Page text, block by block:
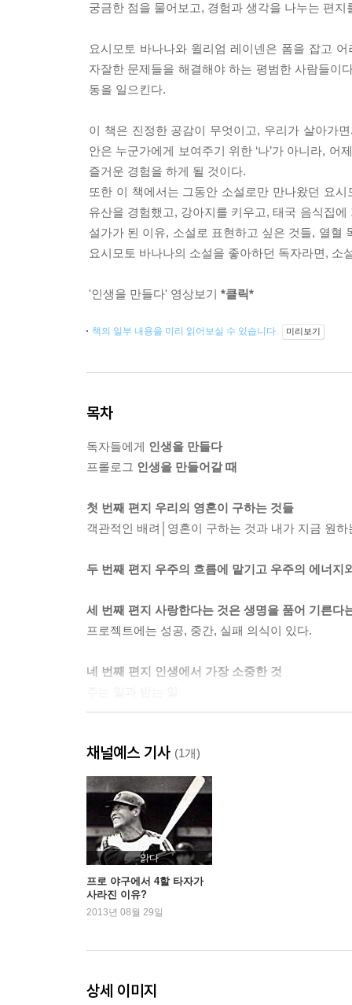
궁금한 점을 물어보고, 경험과 생각을 나누는 편
요시모토 바나나와 윌리엄 레이넨은 폼을 잡고
자잘한 문제들을 해결해야 하는 평범한 사람들이
동을 일으킨다.
이 책은 진정한 공감이 무엇이고, 우리가 살아가
안은 누군가에게 보여주기 위한 ‘나’가 아니라, 어
즐거운 경험을 하게 될 것이다.
또한 이 책에서는 그동안 소설로만 만나왔던 요
유산을 경험했고, 강아지를 키우고, 태국 음식집
설가가 된 이유, 소설로 표현하고 싶은 것들, 열혈
요시모토 바나나의 소설을 좋아하던 독자라면,
'인생을 만들다' 영상보기 *클릭*
책의 일부 내용을 미리 읽어보실 수 있습니다. 미리보기
목차
독자들에게 인생을 만들다
프롤로그 인생을 만들어갈 때
첫 번째 편지 우리의 영혼이 구하는 것들
객관적인 배려│영혼이 구하는 것과 내가 지금 원하
두 번째 편지 우주의 흐름에 맡기고 우주의 에너지
세 번째 편지 사랑한다는 것은 생명을 품어 기른다
프로젝트에는 성공, 중간, 실패 의식이 있다.
네 번째 편지 인생에서 가장 소중한 것
여섯 번째 편지 영성, 그리고 치유
일곱 번째 편지 지금 이 순간을 느끼는 행복
물병자리 시대와 물고기자리 시대
에필로그새로운 인생을 만들며
이토가 전하는 말
요시모토 바나나와 윌리엄 레이넨 그리고 이토의
채널예스 기사 (1개)
읽다
프로 야구에서 4할 타자가
사라진 이유?
2013년 08월 29일
상세 이미지